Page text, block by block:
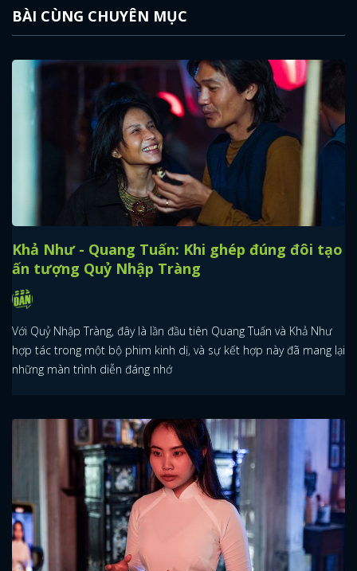
BÀI CÙNG CHUYÊN MỤC
Khả Như - Quang Tuấn: Khi ghép đúng đôi tạo
ấn tượng Quỷ Nhập Tràng
Với Quỷ Nhập Tràng, đây là lần đầu tiên Quang Tuấn và Khả Như
hợp tác trong một bộ phim kinh dị, và sự kết hợp này đã mang lại
những màn trình diễn đáng nhớ